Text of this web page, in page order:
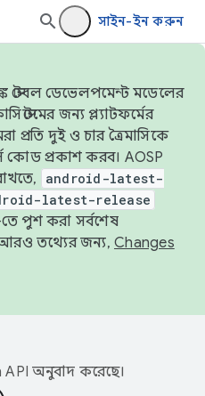
সাইন-ইন করুন
স্টেবল ডেভেলপমেন্ট মডেলের
জন্য প্ল্যাটফর্মের
প্রতি দুই ও চার ত্রৈমাসিকে
কোড প্রকাশ করব। AOSP
android-latest-
latest-release
তে পুশ করা সর্বশেষ
আরও তথ্যের জন্য, Changes
API অনুবাদ করেছে।